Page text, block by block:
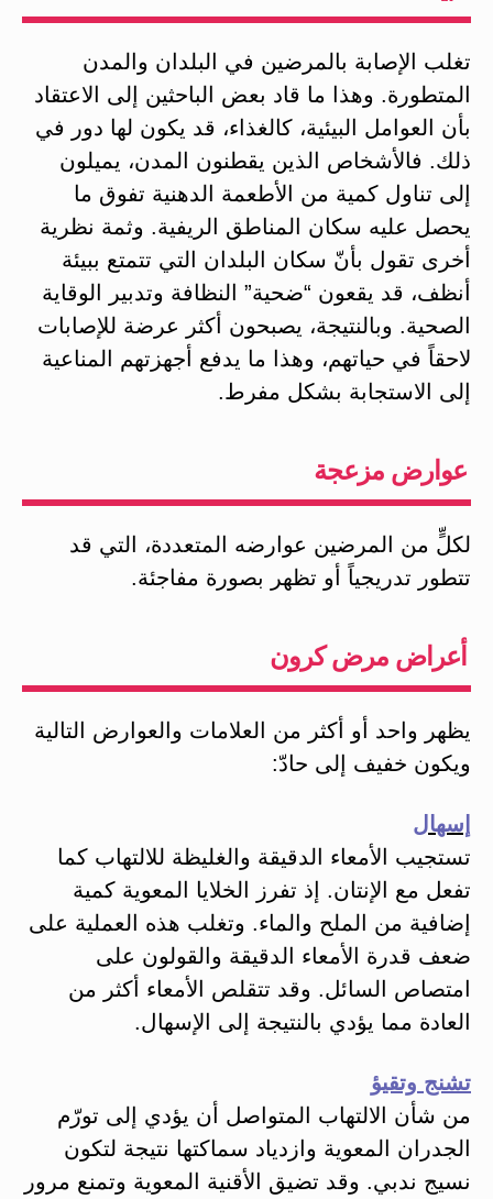
تغلب الإصابة بالمرضين في البلدان والمدن
المتطورة. وهذا ما قاد بعض الباحثين إلى الاعتقاد
بأن العوامل البيئية، كالغذاء، قد يكون لها دور في
ذلك. فالأشخاص الذين يقطنون المدن، يميلون
إلى تناول كمية من الأطعمة الدهنية تفوق ما
يحصل عليه سكان المناطق الريفية. وثمة نظرية
أخرى تقول بأنّ سكان البلدان التي تتمتع ببيئة
أنظف، قد يقعون “ضحية” النظافة وتدبير الوقاية
الصحية. وبالنتيجة، يصبحون أكثر عرضة للإصابات
لاحقاً في حياتهم، وهذا ما يدفع أجهزتهم المناعية
إلى الاستجابة بشكل مفرط.
عوارض مزعجة
لكلٍّ من المرضين عوارضه المتعددة، التي قد
تتطور تدريجياً أو تظهر بصورة مفاجئة.
أعراض مرض كرون
يظهر واحد أو أكثر من العلامات والعوارض التالية
ويكون خفيف إلى حادّ:
إسهال
تستجيب الأمعاء الدقيقة والغليظة للالتهاب كما
تفعل مع الإنتان. إذ تفرز الخلايا المعوية كمية
إضافية من الملح والماء. وتغلب هذه العملية على
ضعف قدرة الأمعاء الدقيقة والقولون على
امتصاص السائل. وقد تتقلص الأمعاء أكثر من
العادة مما يؤدي بالنتيجة إلى الإسهال.
تشنج وتقيؤ
من شأن الالتهاب المتواصل أن يؤدي إلى تورّم
الجدران المعوية وازدياد سماكتها نتيجة لتكون
نسيج ندبي. وقد تضيق الأقنية المعوية وتمنع مرور